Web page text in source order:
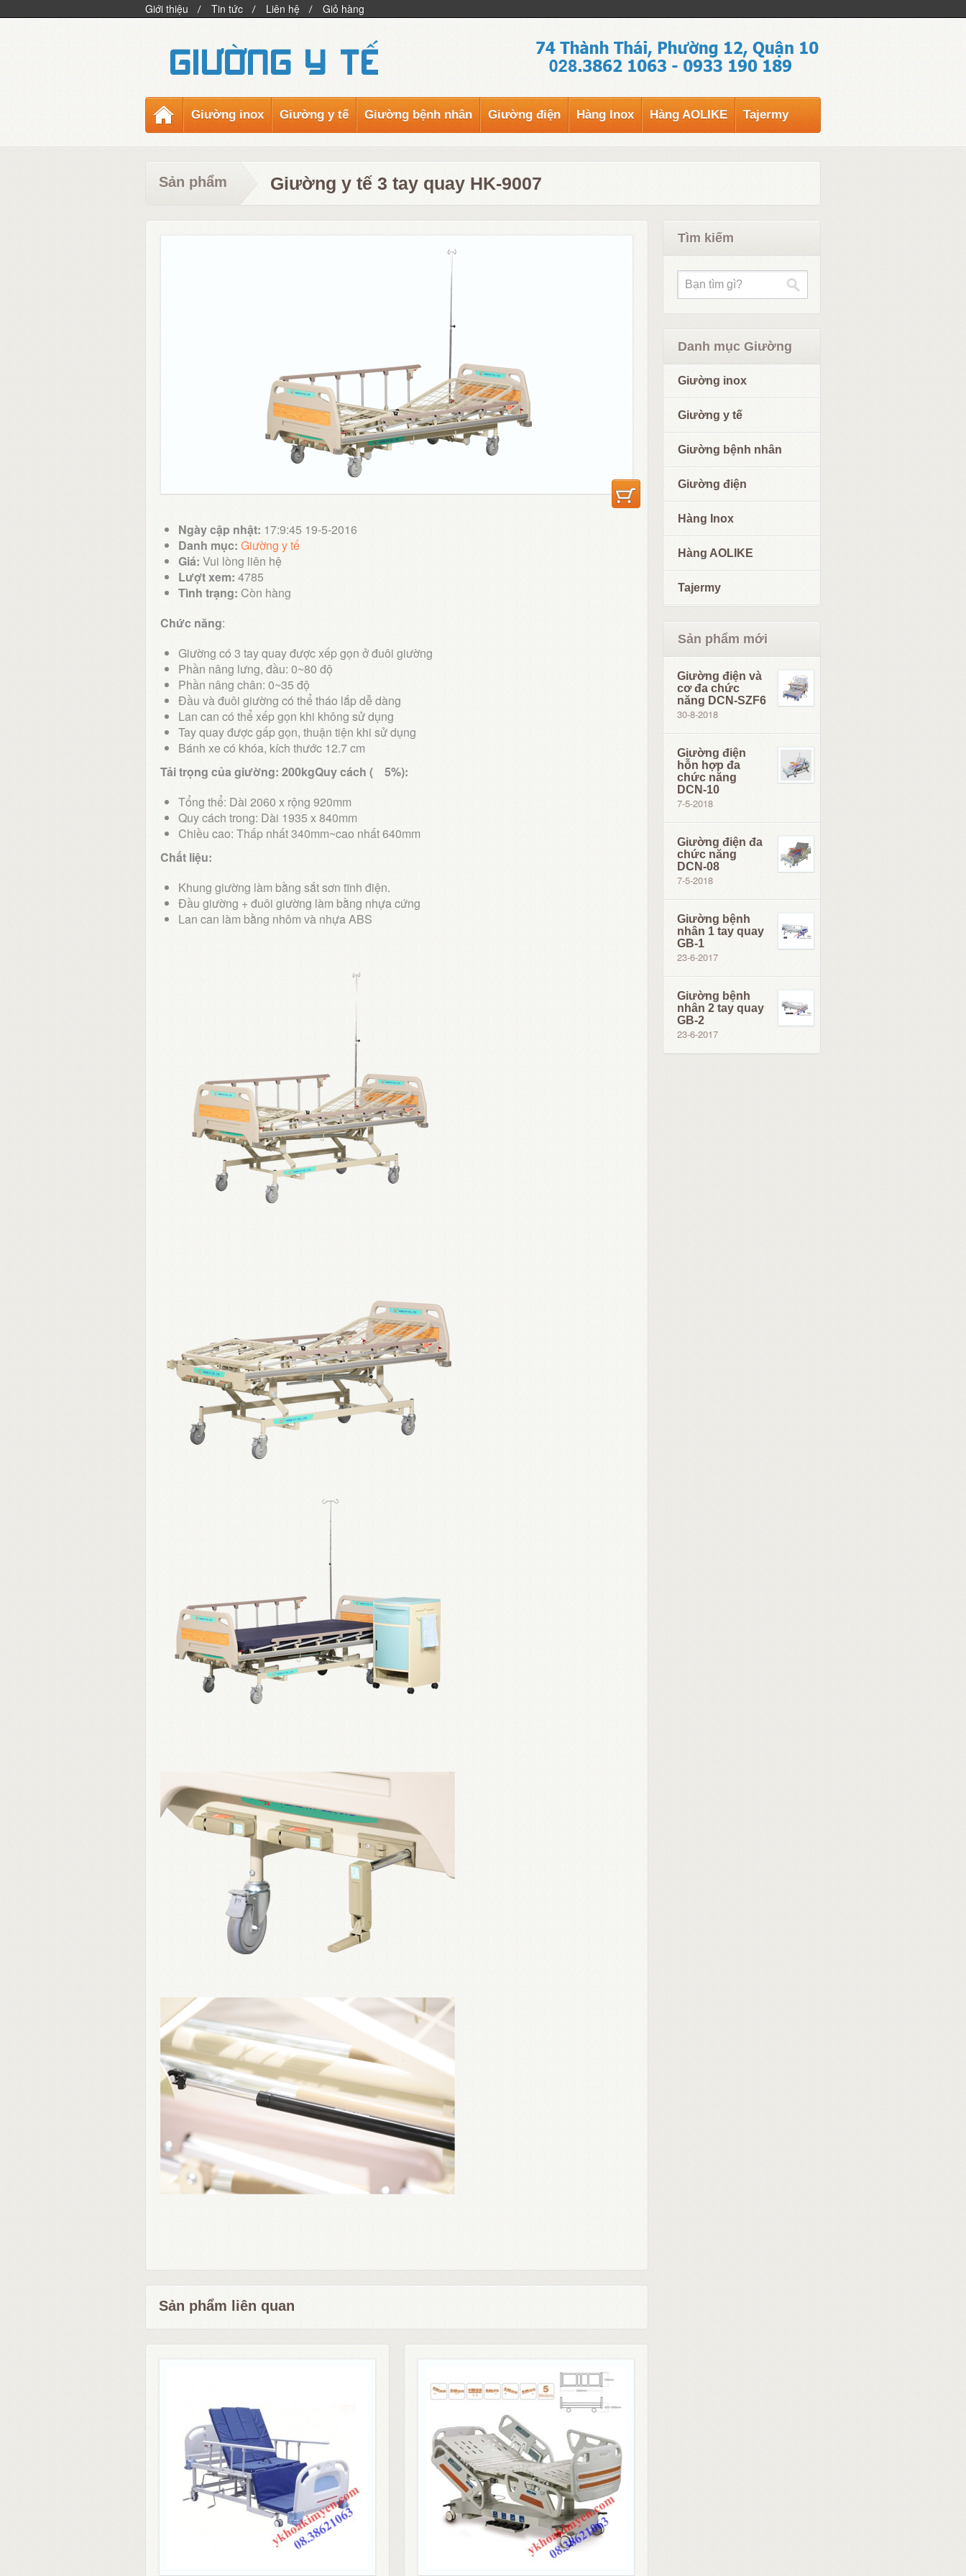
Giới thiệu Tin tức Liên hệ Giỏ hàng
Giường inox Giường y tế Giường bệnh nhân Giường điện Hàng Inox Hàng AOLIKE Tajermy
Sản phẩm Giường y tế 3 tay quay HK-9007
Ngày cập nhật: 17:9:45 19-5-2016
Danh mục: Giường y tế
Giá: Vui lòng liên hệ
Lượt xem: 4785
Tình trạng: Còn hàng
Chức năng:
Giường có 3 tay quay được xếp gọn ở đuôi giường
Phần nâng lưng, đầu: 0~80 độ
Phần nâng chân: 0~35 độ
Đầu và đuôi giường có thể tháo lắp dễ dàng
Lan can có thể xếp gọn khi không sử dụng
Tay quay được gấp gọn, thuận tiện khi sử dụng
Bánh xe có khóa, kích thước 12.7 cm
Tải trọng của giường: 200kgQuy cách ( 5%):
Tổng thể: Dài 2060 x rộng 920mm
Quy cách trong: Dài 1935 x 840mm
Chiều cao: Thấp nhất 340mm~cao nhất 640mm
Chất liệu:
Khung giường làm bằng sắt sơn tĩnh điện.
Đầu giường + đuôi giường làm bằng nhựa cứng
Lan can làm bằng nhôm và nhựa ABS
Sản phẩm liên quan
Tìm kiếm
Danh mục Giường
Giường inox
Giường y tế
Giường bệnh nhân
Giường điện
Hàng Inox
Hàng AOLIKE
Tajermy
Sản phẩm mới
Giường điện và
cơ đa chức
năng DCN-SZF6
30-8-2018
Giường điện
hỗn hợp đa
chức năng
DCN-10
7-5-2018
Giường điện đa
chức năng
DCN-08
7-5-2018
Giường bệnh
nhân 1 tay quay
GB-1
23-6-2017
Giường bệnh
nhân 2 tay quay
GB-2
23-6-2017